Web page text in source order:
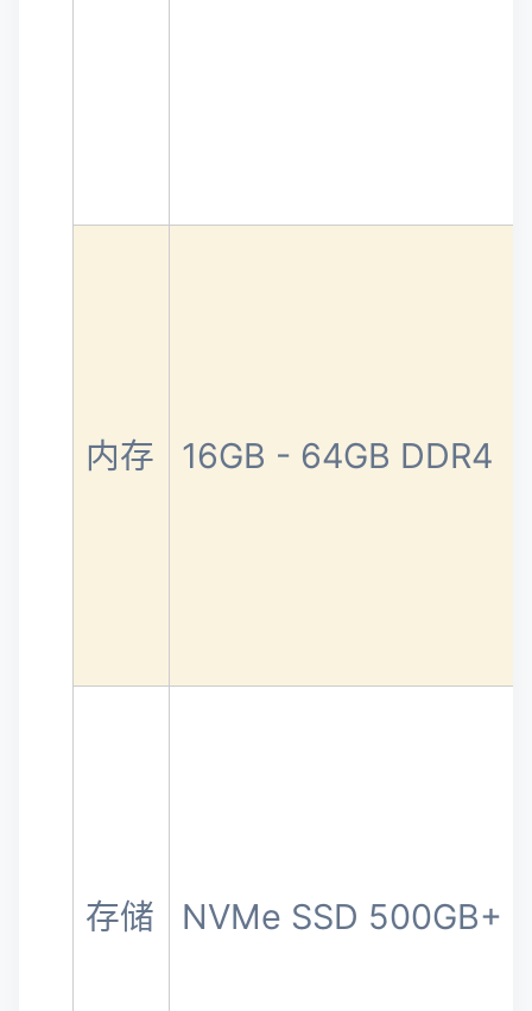
内存 16GB - 64GB DDR4
存储 NVMe SSD 500GB+